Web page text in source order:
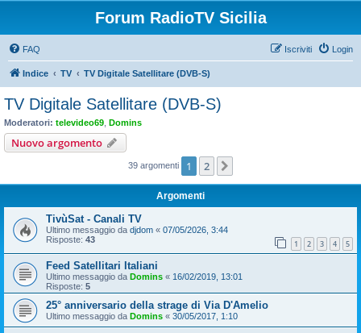
Forum RadioTV Sicilia
FAQ Login
Iscriviti
Indice TV TV Digitale Satellitare (DVB-S)
TV Digitale Satellitare (DVB-S)
Moderatori: televideo69 Domins
Nuovo argomento
39 argomenti 1 2
Argomenti
TivùSat - Canali TV
Ultimo messaggio da djdom « 07/05/2026, 3:44
Risposte: 43 1 2 3 4 5
Feed Satellitari Italiani
Ultimo messaggio da Domins « 16/02/2019, 13:01
Risposte: 5
25° anniversario della strage di Via D'Amelio
Ultimo messaggio da Domins « 30/05/2017, 1:10